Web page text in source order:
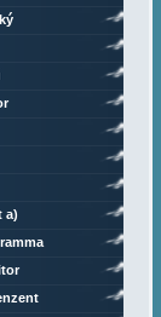
a)